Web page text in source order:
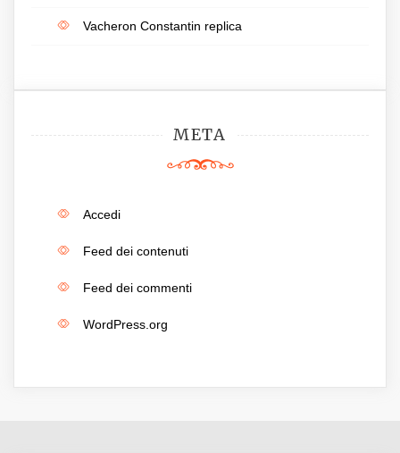
Vacheron Constantin replica
META
Accedi
Feed dei contenuti
Feed dei commenti
WordPress.org